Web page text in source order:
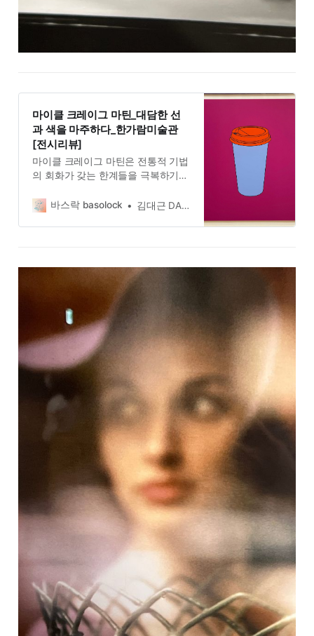
마이클 크레이그 마틴_대담한 선
과 색을 마주하다_한가람미술관
[전시리뷰]
마이클 크레이그 마틴은 전통적 기법
의 회화가 갖는 한계들을 극복하기
대상을 화폭 한가득 담아내거나 캔버
해 새로운 느낌을 만들어냈다.
바스락 basolock 김대근 DAEGEUN KIM